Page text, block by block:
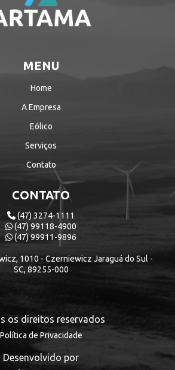
MENU
Home
A Empresa
Eólico
Serviços
Contato
CONTATO
(47) 3274-1111
(47) 99118-4900
(47) 99911-9896
1010 - Czerniewicz Jaraguá do Sul -
SC, 89255-000
os direitos reservados
Política de Privacidade
Desenvolvido por